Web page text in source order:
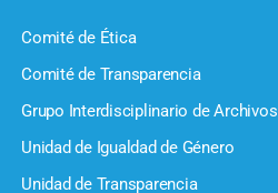
Comité de Ética
Comité de Transparencia
Grupo Interdisciplinario de Archivos
Unidad de Igualdad de Género
Unidad de Transparencia